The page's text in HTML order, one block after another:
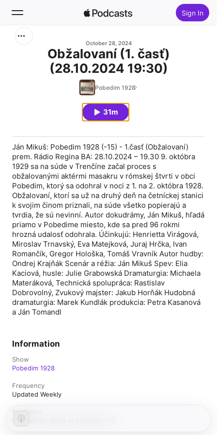
Sign In
October 28, 2024
Obžalovaní (1. časť)
(28.10.2024 19:30)
Pobedim 1928
31m
Ján Mikuš: Pobedim 1928 (-15) - 1.časť (Obžalovaní)
prem. Rádio Regina BA: 28.10.2024 – 19.30 9. októbra
1929 sa na súde v Trenčíne začal proces s
obžalovanými aktérmi masakru v rómskej štvrti v obci
Pobedim, ktorý sa odohral v noci z 1. na 2. októbra 1928.
Obžalovaní, ktorí sa už na druhý deň na četníckej stanici
k svojim činom priznali, na súde všetko popierajú a
tvrdia, že sú nevinní. Autor dokudrámy, Ján Mikuš, hľadá
priamo v Pobedime miesto, kde sa pred 96 rokmi
hrozná udalosť odohrala. Účinkujú: Henrietta Virágová,
Miroslav Trnavský, Eva Matejková, Juraj Hrčka, Ivan
Romančík, Gregor Hološka, Tomáš Vravník Autor hudby:
Ondrej Krajňák Scenár a réžia: Ján Mikuš Spev: Elia
Kaciová, husle: Julie Grabowská Dramaturgia: Michaela
Materáková, Technická spolupráca: Rastislav
Dobrovolný, Zvukový majster: Jakub Horňák Hudobná
dramaturgia: Marek Kundlák produkcia: Petra Kasanová
a Ján Tomandl
Information
Show
Pobedim 1928
Frequency
Updated Weekly
Published
October 28, 2024 at 5:30 PM UTC